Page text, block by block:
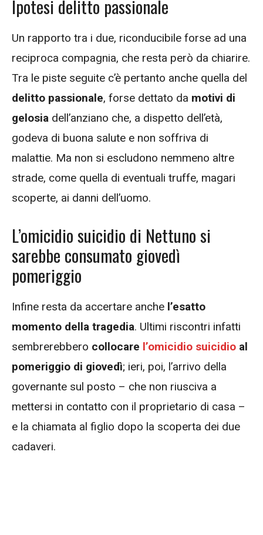
Ipotesi delitto passionale
Un rapporto tra i due, riconducibile forse ad una
reciproca compagnia, che resta però da chiarire.
Tra le piste seguite c’è pertanto anche quella del
delitto passionale, forse dettato da motivi di
gelosia dell’anziano che, a dispetto dell’età,
godeva di buona salute e non soffriva di
malattie. Ma non si escludono nemmeno altre
strade, come quella di eventuali truffe, magari
scoperte, ai danni dell’uomo.
L’omicidio suicidio di Nettuno si
sarebbe consumato giovedì
pomeriggio
Infine resta da accertare anche l’esatto
momento della tragedia. Ultimi riscontri infatti
sembrerebbero collocare l’omicidio suicidio al
pomeriggio di giovedì; ieri, poi, l’arrivo della
governante sul posto – che non riusciva a
mettersi in contatto con il proprietario di casa –
e la chiamata al figlio dopo la scoperta dei due
cadaveri.